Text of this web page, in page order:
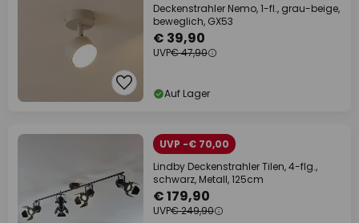
Deckenstrahler Nemo, 1-fl., grau-beige,
beweglich, GX53
€ 39,90
UVP€ 47,90
Auf Lager
UVP -€ 70,00
Lindby Deckenstrahler Tilen, 4-flg.,
schwarz, Metall, 125cm
€ 179,90
UVP€ 249,90